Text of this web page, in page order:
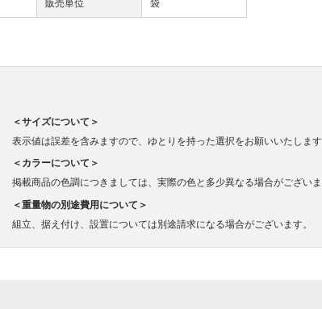
販売単位 袋
＜サイズについて＞
表示値は誤差を含みますので、ゆとりを持った選択をお願いいたします
＜カラーについて＞
掲載商品の色調につきましては、実際の色と多少異なる場合がございま
＜重量物の別途費用について＞
組立、据え付け、設置については別途請求になる場合がございます。